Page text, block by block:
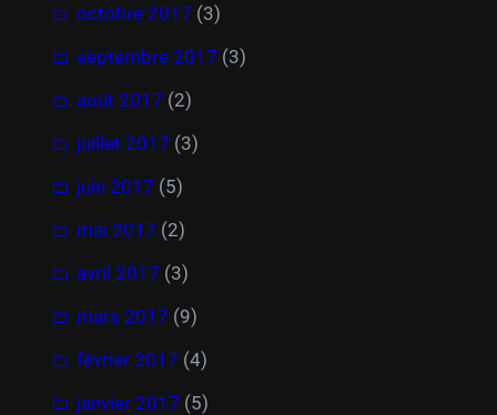
octobre 2017 (3)
septembre 2017 (3)
août 2017 (2)
juillet 2017 (3)
juin 2017 (5)
mai 2017 (2)
avril 2017 (3)
mars 2017 (9)
février 2017 (4)
janvier 2017 (5)